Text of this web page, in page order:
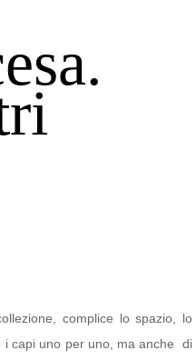
complice lo spazio, lo
i capi uno per uno, ma anche di